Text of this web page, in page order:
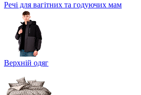
Речі для вагітних та годуючих мам
Верхній одяг